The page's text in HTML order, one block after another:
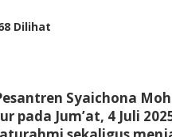
Dilihat
Syaichona
pada Jum’at, 4 Juli